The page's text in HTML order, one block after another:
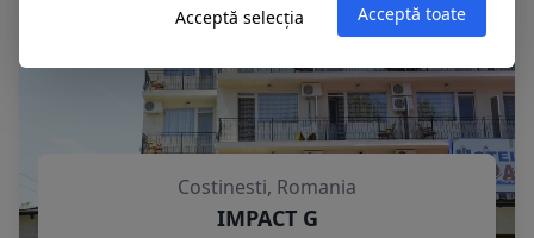
Costinesti, Romania
IMPACT G
Acceptă selecția Acceptă toate